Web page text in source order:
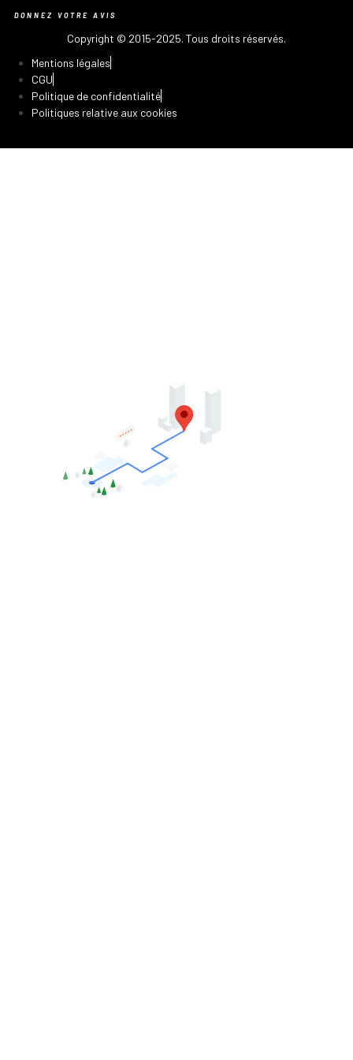
DONNEZ VOTRE AVIS
Copyright © 2015-2025. Tous droits réservés.
Mentions légales
CGU
Politique de confidentialité
Politiques relative aux cookies